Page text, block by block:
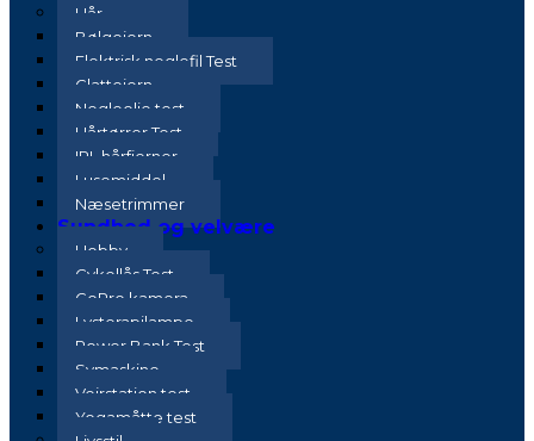
Hår
Bølgejern
Elektrisk neglefil Test
Glattejern
Negleolie test
Hårtørrer Test
IPL hårfjerner
Lusemiddel
Næsetrimmer
Sundhed og velvære
Hobby
Cykellås Test
GoPro kamera
Lysterapilampe
Power Bank Test
Symaskine
Vejrstation test
Yogamåtte test